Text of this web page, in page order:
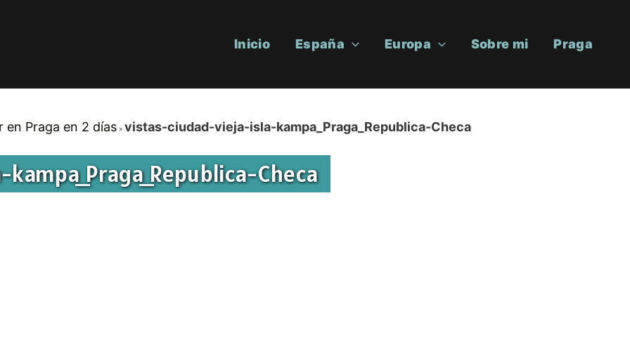
Inicio España Europa Sobre mi Praga
en Praga en 2 días vistas-ciudad-vieja-isla-kampa_Praga_Republica-Checa
Checa